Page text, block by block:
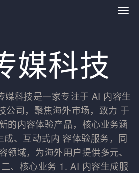
远
媒科技
媒科技是一家专注于 AI 内容生
公司，聚焦海外市场，致力 于
的内容体验产品，核心业务涵
、互动式内 容体验服务，同
领域，为海外用户提供多元、
、核心业务 1. AI 内容生成服